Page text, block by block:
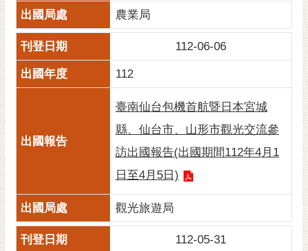
農業局
112-06-06
112
臺南仙台包機首航暨日本宮城
縣、仙台市、山形市觀光交流參
訪出國報告(出國期間112年4月1
日至4月5日)
觀光旅遊局
112-05-31